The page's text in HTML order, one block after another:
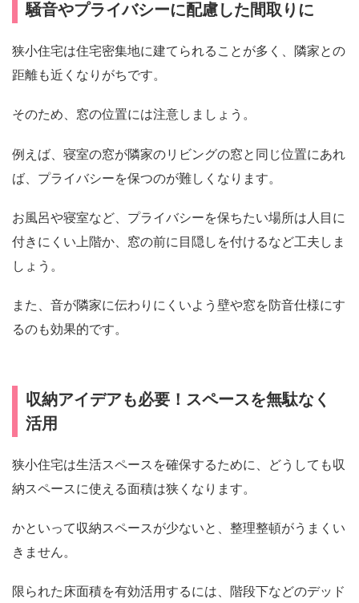
騒音やプライバシーに配慮した間取りに
狭小住宅は住宅密集地に建てられることが多く、隣家との
距離も近くなりがちです。
そのため、窓の位置には注意しましょう。
例えば、寝室の窓が隣家のリビングの窓と同じ位置にあれ
ば、プライバシーを保つのが難しくなります。
お風呂や寝室など、プライバシーを保ちたい場所は人目に
付きにくい上階か、窓の前に目隠しを付けるなど工夫しま
しょう。
また、音が隣家に伝わりにくいよう壁や窓を防音仕様にす
るのも効果的です。
収納アイデアも必要！スペースを無駄なく
活用
狭小住宅は生活スペースを確保するために、どうしても収
納スペースに使える面積は狭くなります。
かといって収納スペースが少ないと、整理整頓がうまくい
きません。
限られた床面積を有効活用するには、階段下などのデッド